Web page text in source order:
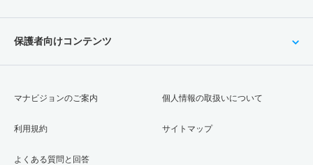
保護者向けコンテンツ
マナビジョンのご案内
利用規約
よくある質問と回答
個人情報の取扱いについて
サイトマップ